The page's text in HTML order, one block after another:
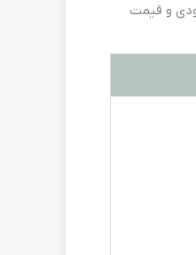
و قیمت